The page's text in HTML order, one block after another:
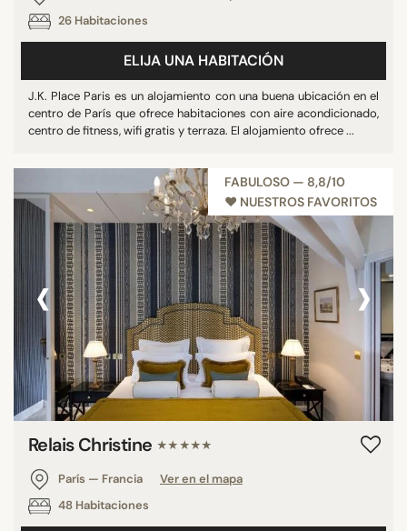
26 Habitaciones
ELIJA UNA HABITACIÓN
J.K. Place Paris es un alojamiento con una buena ubicación en el
centro de París que ofrece habitaciones con aire acondicionado,
centro de fitness, wifi gratis y terraza. El alojamiento ofrece ...
FABULOSO — 8,8/10
♥︎ NUESTROS FAVORITOS
‹ ›
Relais Christine ★★★★★
París — Francia
Ver en el mapa
48 Habitaciones